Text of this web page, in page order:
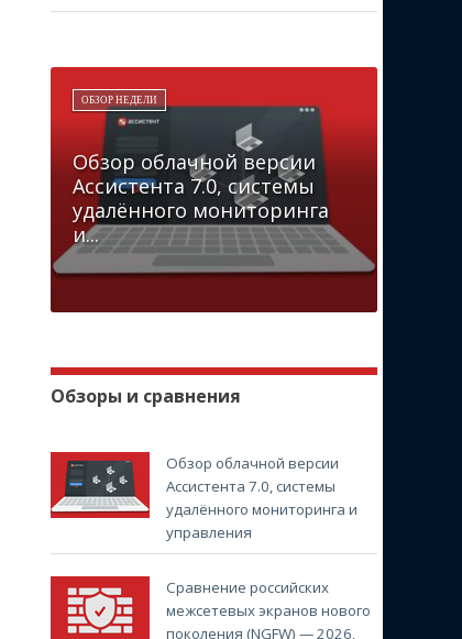
ОБЗОР НЕДЕЛИ
Обзор облачной версии
Ассистента 7.0, системы
удалённого мониторинга
и...
Обзоры и сравнения
Обзор облачной версии
Ассистента 7.0, системы
удалённого мониторинга и
управления
Сравнение российских
межсетевых экранов нового
поколения (NGFW) — 2026,